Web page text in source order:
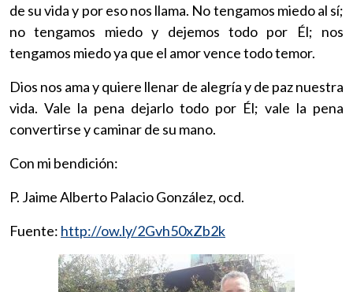
de su vida y por eso nos llama. No tengamos miedo al sí;
no tengamos miedo y dejemos todo por Él; nos
tengamos miedo ya que el amor vence todo temor.
Dios nos ama y quiere llenar de alegría y de paz nuestra
vida. Vale la pena dejarlo todo por Él; vale la pena
convertirse y caminar de su mano.
Con mi bendición:
P. Jaime Alberto Palacio González, ocd.
Fuente: http://ow.ly/2Gvh50xZb2k